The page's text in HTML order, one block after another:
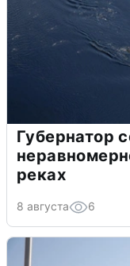
Губернатор
реках
8 августа 6